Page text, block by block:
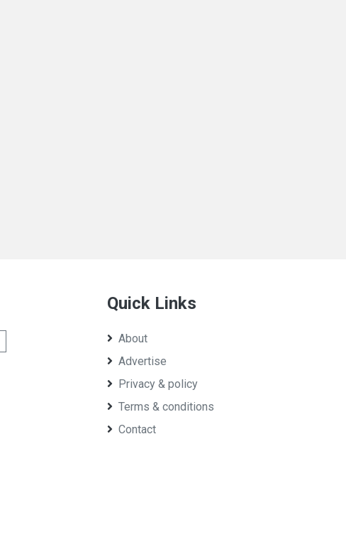
Quick Links
About
Advertise
Privacy & policy
Terms & conditions
Contact